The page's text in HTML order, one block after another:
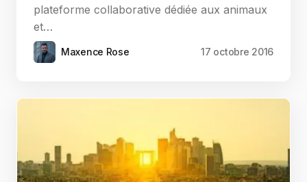
plateforme collaborative dédiée aux animaux
et…
Maxence Rose 17 octobre 2016